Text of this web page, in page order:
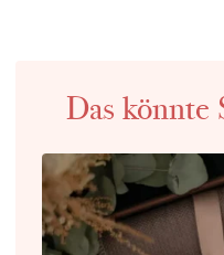
Das könnte